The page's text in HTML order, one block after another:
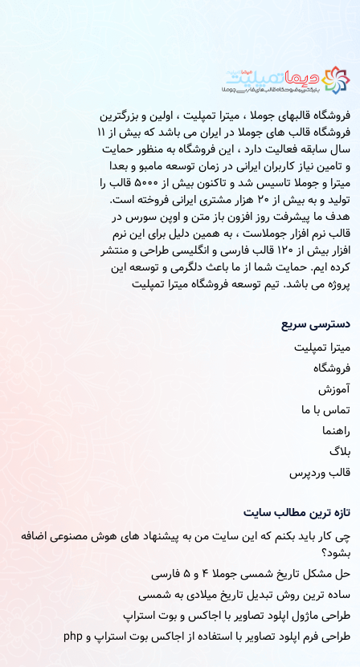
فروشگاه قالبهای جوملا ، میترا تمپلیت ، اولین و بزرگترین
فروشگاه قالب های جوملا در ایران می باشد که بیش از 11
سال سابقه فعالیت دارد ، این فروشگاه به منظور حمایت
و تامین نیاز کاربران ایرانی در زمان توسعه مامبو و بعدا
میترا و جوملا تاسیس شد و تاکنون بیش از 5000 قالب را
تولید و به بیش از 20 هزار مشتری ایرانی فروخته است.
هدف ما پیشرفت روز افزون باز متن و اوپن سورس در
قالب نرم افزار جوملاست ، به همین دلیل برای این نرم
افزار بیش از 120 قالب فارسی و انگلیسی طراحی و منتشر
کرده ایم. حمایت شما از ما باعث دلگرمی و توسعه این
پروژه می باشد. تیم توسعه فروشگاه میترا تمپلیت
دسترسی سریع
میترا تمپلیت
فروشگاه
آموزش
تماس با ما
راهنما
بلاگ
قالب وردپرس
تازه ترین مطالب سایت
چی کار باید بکنم که این سایت من به پیشنهاد های هوش مصنوعی اضافه
بشود؟
حل مشکل تاریخ شمسی جوملا ۴ و ۵ فارسی
ساده ترین روش تبدیل تاریخ میلادی به شمسی
طراحی ماژول اپلود تصاویر با اجاکس و بوت استراپ
طراحی فرم اپلود تصاویر با استفاده از اجاکس بوت استراپ و php